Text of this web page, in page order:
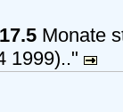
17.5 Monate
1999).."